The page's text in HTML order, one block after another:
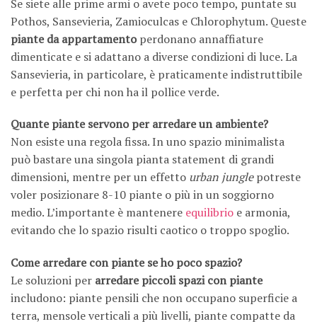
Se siete alle prime armi o avete poco tempo, puntate su
Pothos, Sansevieria, Zamioculcas e Chlorophytum. Queste
piante da appartamentoperdonano annaffiature
dimenticate e si adattano a diverse condizioni di luce. La
Sansevieria, in particolare, è praticamente indistruttibile
e perfetta per chi non ha il pollice verde.
Quante piante servono per arredare un ambiente?
Non esiste una regola fissa. In uno spazio minimalista
può bastare una singola pianta statement di grandi
dimensioni, mentre per un effetto urban junglepotreste
voler posizionare 8-10 piante o più in un soggiorno
medio. L’importante è mantenere equilibrio e armonia,
evitando che lo spazio risulti caotico o troppo spoglio.
Come arredare con piante se ho poco spazio?
Le soluzioni per arredare piccoli spazi con piante
includono: piante pensili che non occupano superficie a
terra, mensole verticali a più livelli, piante compatte da